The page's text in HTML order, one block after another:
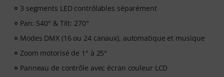
3 segments LED contrôlables séparément
Pan: 540° & Tilt: 270°
Modes DMX (16 ou 24 canaux), automatique et musique
Zoom motorisé de 1° à 25°
Panneau de contrôle avec écran couleur LCD